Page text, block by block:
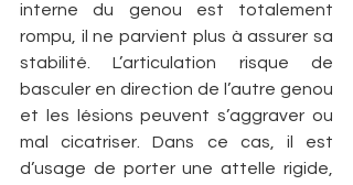
interne du genou est totalement
rompu, il ne parvient plus à assurer sa
stabilité. L’articulation risque de
basculer en direction de l’autre genou
et les lésions peuvent s’aggraver ou
mal cicatriser. Dans ce cas, il est
d’usage de porter une attelle rigide,